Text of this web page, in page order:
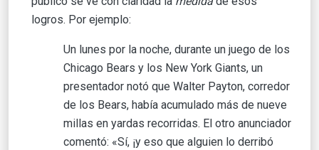
logros. Por ejemplo:
Un lunes por la noche, durante un juego de los
Chicago Bears y los New York Giants, un
presentador notó que Walter Payton, corredor
de los Bears, había acumulado más de nueve
millas en yardas recorridas. El otro anunciador
comentó: «Sí, ¡y eso que alguien lo derribó